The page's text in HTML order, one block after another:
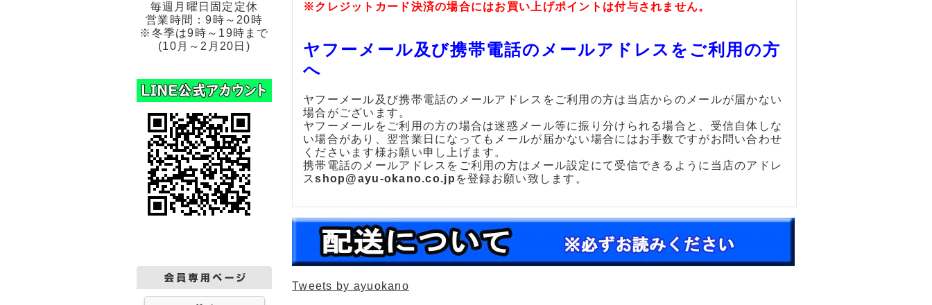
毎週月曜日固定定休
営業時間：9時～20時
※冬季は9時～19時まで
(10月～2月20日)
※クレジットカード決済の場合にはお買い上げポイントは付与されません。
ヤフーメール及び携帯電話のメールアドレスをご利用の方
へ
ヤフーメール及び携帯電話のメールアドレスをご利用の方は当店からのメールが届かない
場合がございます。
ヤフーメールをご利用の方の場合は迷惑メール等に振り分けられる場合と、受信自体しな
い場合があり、翌営業日になってもメールが届かない場合にはお手数ですがお問い合わせ
くださいます様お願い申し上げます。
携帯電話のメールアドレスをご利用の方はメール設定にて受信できるように当店のアドレ
スshop@ayu-okano.co.jp を登録お願い致します。
Tweets by ayuokano